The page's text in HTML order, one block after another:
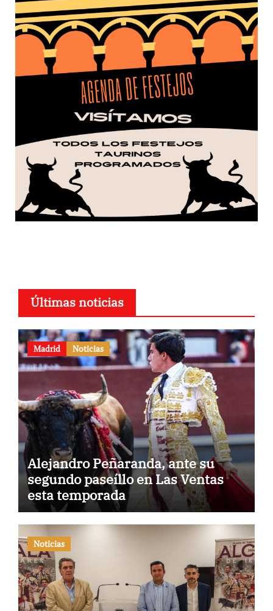
Últimas noticias
Madrid Noticias
Alejandro Peñaranda, ante su
segundo paseíllo en Las Ventas
esta temporada
Noticias